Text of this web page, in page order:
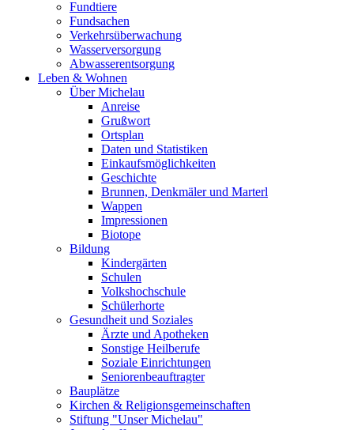
Fundtiere
Fundsachen
Verkehrsüberwachung
Wasserversorgung
Abwasserentsorgung
Leben & Wohnen
Über Michelau
Anreise
Grußwort
Ortsplan
Daten und Statistiken
Einkaufsmöglichkeiten
Geschichte
Brunnen, Denkmäler und Marterl
Wappen
Impressionen
Biotope
Bildung
Kindergärten
Schulen
Volkshochschule
Schülerhorte
Gesundheit und Soziales
Ärzte und Apotheken
Sonstige Heilberufe
Soziale Einrichtungen
Seniorenbeauftragter
Bauplätze
Kirchen & Religionsgemeinschaften
Stiftung "Unser Michelau"